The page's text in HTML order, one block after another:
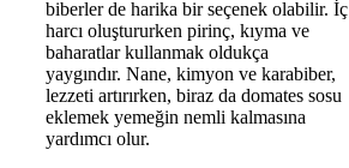
biberler de harika bir seçenek olabilir. İç
harcı oluştururken pirinç, kıyma ve
baharatlar kullanmak oldukça
yaygındır. Nane, kimyon ve karabiber,
lezzeti artırırken, biraz da domates sosu
eklemek yemeğin nemli kalmasına
yardımcı olur.